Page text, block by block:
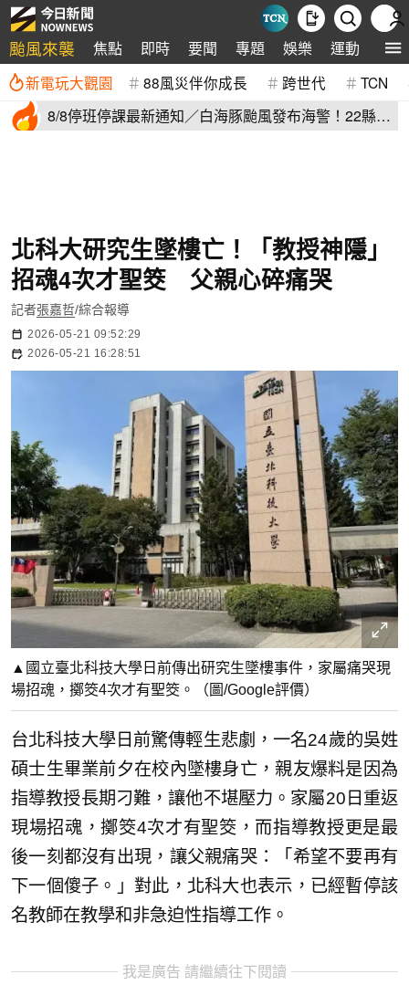
颱風來襲 焦點 即時 要聞 專題 娛樂 運動 全球
新電玩大觀園 88風災伴你成長 跨世代 TCN
8/8停班停課最新通知／白海豚颱風發布海警！22縣市
北科大研究生墜樓亡！「教授神隱」
招魂4次才聖筊 父親心碎痛哭
記者張嘉哲/綜合報導
2026-05-21 09:52:29
2026-05-21 16:28:51
▲國立臺北科技大學日前傳出研究生墜樓事件，家屬痛哭現
場招魂，擲筊4次才有聖筊。（圖/Google評價）
台北科技大學日前驚傳輕生悲劇，一名24歲的吳姓
碩士生畢業前夕在校內墜樓身亡，親友爆料是因為
指導教授長期刁難，讓他不堪壓力。家屬20日重返
現場招魂，擲筊4次才有聖筊，而指導教授更是最
後一刻都沒有出現，讓父親痛哭：「希望不要再有
下一個傻子。」對此，北科大也表示，已經暫停該
名教師在教學和非急迫性指導工作。
我是廣告 請繼續往下閱讀